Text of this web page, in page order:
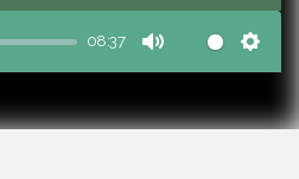
08:37
Mute